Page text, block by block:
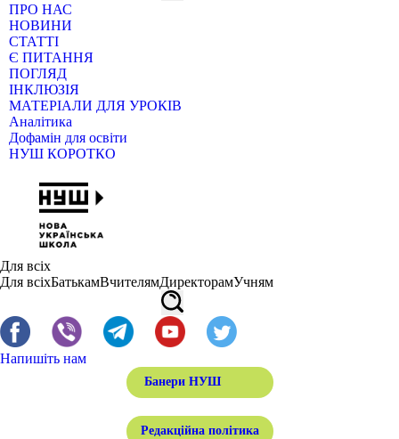
ПРО НАС
НОВИНИ
СТАТТІ
Є ПИТАННЯ
ПОГЛЯД
ІНКЛЮЗІЯ
МАТЕРІАЛИ ДЛЯ УРОКІВ
Аналітика
Дофамін для освіти
НУШ КОРОТКО
Для всіх
Для всіхБатькамВчителямДиректорамУчням
Напишіть нам
Банери НУШ
Редакційна політика